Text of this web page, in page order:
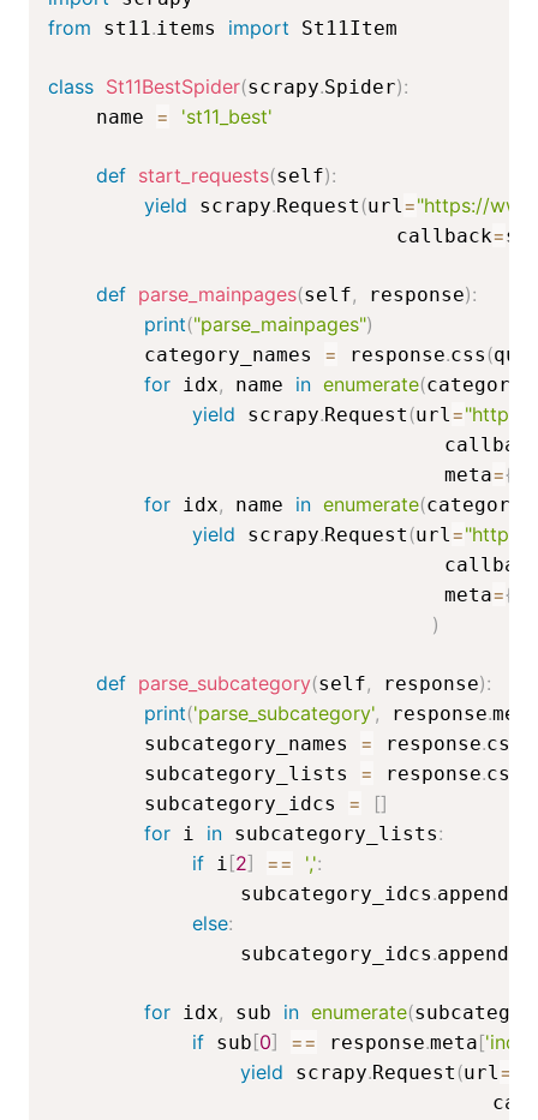
from st11.items import St11Item
class St11BestSpider(scrapy.Spider):
    name
= 'st11_best'
def start_requests(self):
yield scrapy.Request(url="https://
                             callback
=
def parse_mainpages(self, response):
print("parse_mainpages")
        category_names
= response.css(
for idx, name in enumerate(
yield scrapy.Request(url=
                                 meta
={
for idx, name in enumerate(
yield scrapy.Request(url=
                                 meta
={
)
def parse_subcategory(self, response):
print('parse_subcategory', response.
        subcategory_names
= response.css
        subcategory_lists
= response.css
        subcategory_idcs
= []
for i in subcategory_lists:
if i [2] == ',':
                subcategory_idcs
.append
else:
                subcategory_idcs
.append
for idx, sub in enumerate(
if sub [0] == response.meta[
yield scrapy.Request(url=